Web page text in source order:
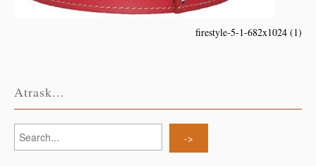
firestyle-5-1-682x1024 (1)
Atrask...